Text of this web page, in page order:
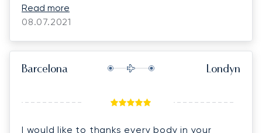
thanks Tomas for nice gifts! Best regards,
Read more
08.07.2021
Barcelona Londyn
I would like to thanks every body in your